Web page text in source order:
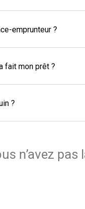
emprunteur ?
fait mon prêt ?
?
n’avez